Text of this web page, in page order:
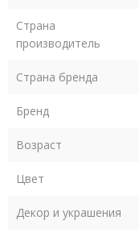
Страна
производитель
Страна бренда
Бренд
Возраст
Цвет
Декор и украшения